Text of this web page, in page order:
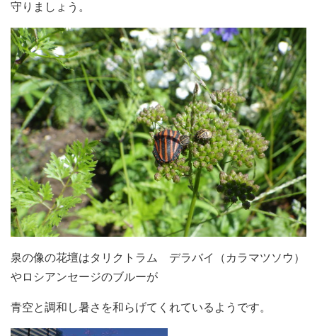
守りましょう。
泉の像の花壇はタリクトラム デラバイ（カラマツソウ）
やロシアンセージのブルーが
青空と調和し暑さを和らげてくれているようです。